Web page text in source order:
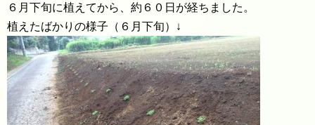
６月下旬に植えてから、約６０日が経ちました。
植えたばかりの様子（６月下旬）↓